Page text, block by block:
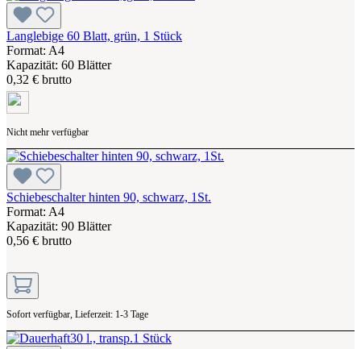
Langlebige 60 Blatt, grün, 1 Stück
Format: A4
Kapazität: 60 Blätter
0,32 € brutto
Nicht mehr verfügbar
Schiebeschalter hinten 90, schwarz, 1St.
Format: A4
Kapazität: 90 Blätter
0,56 € brutto
Sofort verfügbar, Lieferzeit: 1-3 Tage